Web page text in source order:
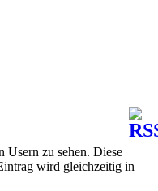
Usern zu sehen. Diese
wird gleichzeitig in